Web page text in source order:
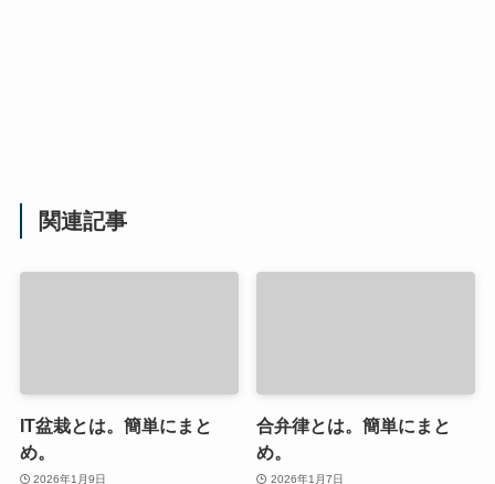
関連記事
IT盆栽とは。簡単にまと
め。
2026年1月9日
合弁律とは。簡単にまと
め。
2026年1月7日